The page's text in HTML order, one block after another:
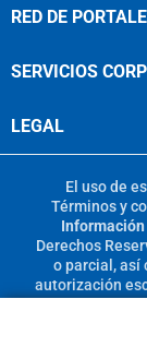
RED DE
SERVICIOS
LEGAL
El uso de
Términos y
Información
Derechos
o parcial, así
autorización